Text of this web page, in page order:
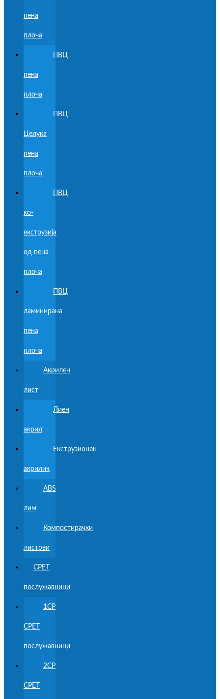
пена
плоча
ПВЦ
пена
плоча
ПВЦ
Целука
пена
плоча
ПВЦ
ко-
екструзија
од пена
плоча
ПВЦ
ламинирана
пена
плоча
Акрилен
лист
Лиен
акрил
Екструзионен
акрилик
ABS
лим
Компостирачки
листови
CPET
послужавници
1CP
CPET
послужавници
2CP
CPET